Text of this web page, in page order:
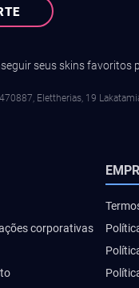
seus skins favoritos
470887, Elettherias, 19
corporativas